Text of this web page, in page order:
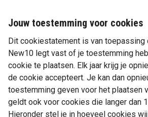
Voorwaarden:
https://www.google.com/intl/nl/
policy.html
Bekijk hierhet privacybeleid van
Bewaartermijn: 1 sessie
Voorwaarden:
https://www.salesforce.com/
Jouw toestemming voor cookies
Dit cookiestatement is van toepassing
New10 legt vast of je toestemming
cookie te plaatsen. Elk jaar krijg je
de cookie accepteert. Je kan dan
toestemming geven voor het plaatsen
geldt ook voor cookies die langer dan
Hieronder stel je in hoeveel cookies